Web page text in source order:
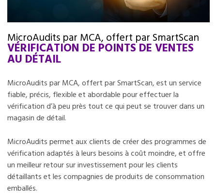
MicroAudits par MCA, offert par SmartScan
VÉRIFICATION DE POINTS DE VENTES
AU DÉTAIL
MicroAudits par MCA, offert par SmartScan, est un service
fiable, précis, flexible et abordable pour effectuer la
vérification d’à peu près tout ce qui peut se trouver dans un
magasin de détail.
MicroAudits permet aux clients de créer des programmes de
vérification adaptés à leurs besoins à coût moindre, et offre
un meilleur retour sur investissement pour les clients
détaillants et les compagnies de produits de consommation
emballés.